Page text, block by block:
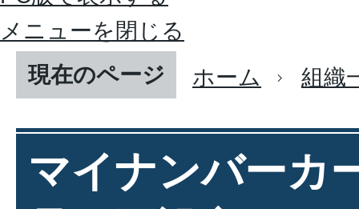
メニューを閉じる
現在のページ
ホーム 組織
マイナンバーカ